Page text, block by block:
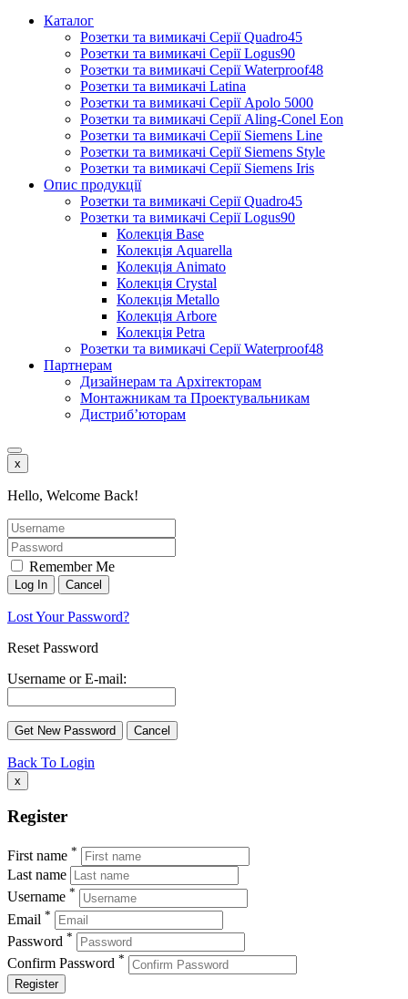
Каталог
Розетки та вимикачі Серії Quadro45
Розетки та вимикачі Серії Logus90
Розетки та вимикачі Серії Waterproof48
Розетки та вимикачі Latina
Розетки та вимикачі Серії Apolo 5000
Розетки та вимикачі Серії Aling-Conel Eon
Розетки та вимикачі Серії Siemens Line
Розетки та вимикачі Серії Siemens Style
Розетки та вимикачі Серії Siemens Iris
Опис продукції
Розетки та вимикачі Серії Quadro45
Розетки та вимикачі Серії Logus90
Колекція Base
Колекція Aquarella
Колекція Animato
Колекція Crystal
Колекція Metallo
Колекція Arbore
Колекція Petra
Розетки та вимикачі Серії Waterproof48
Партнерам
Дизайнерам та Архітекторам
Монтажникам та Проектувальникам
Дистриб’юторам
x
Hello, Welcome Back!
Remember Me
Lost Your Password?
Reset Password
Username or E-mail:
Back To Login
x
Register
First name *
Last name
Username *
Email *
Password *
Confirm Password *
Register